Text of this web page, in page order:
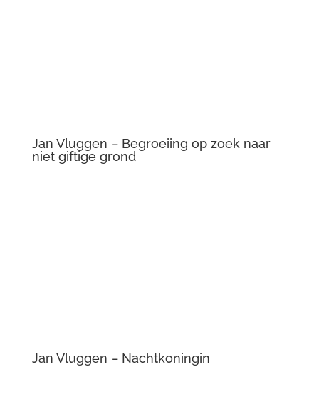
Jan Vluggen – Rustende danser
Jan Vluggen – Dorp bij onweer